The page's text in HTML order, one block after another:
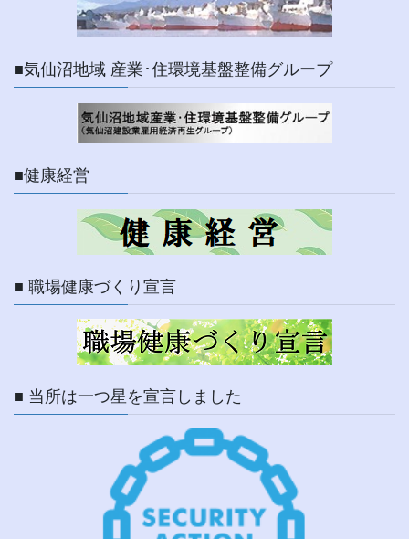
■気仙沼地域 産業･住環境基盤整備グループ
■健康経営
■ 職場健康づくり宣言
■ 当所は一つ星を宣言しました